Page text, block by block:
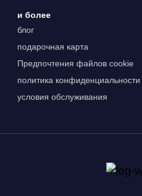
и более
блог
подарочная карта
Предпочтения файлов cookie
политика конфиденциальности
условия обслуживания